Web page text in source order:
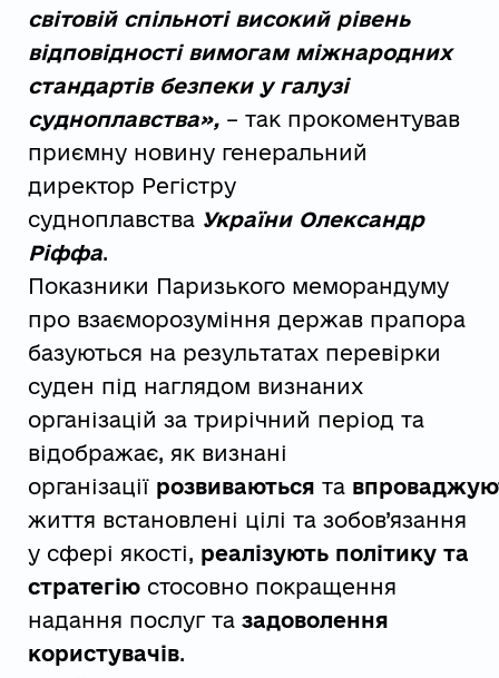
світовій спільноті високий рівень
відповідності вимогам міжнародних
стандартів безпеки у галузі
судноплавства»,– так прокоментував
приємну новину генеральний
директор Регістру
судноплавства України Олександр
Ріффа.
Показники Паризького меморандуму
про взаєморозуміння держав прапора
базуються на результатах перевірки
суден під наглядом визнаних
організацій за трирічний період та
відображає, як визнані
організації розвиваються та
життя встановлені цілі та зобов’язання
у сфері якості, реалізують політику та
стратегіюстосовно покращення
надання послуг та задоволення
користувачів.